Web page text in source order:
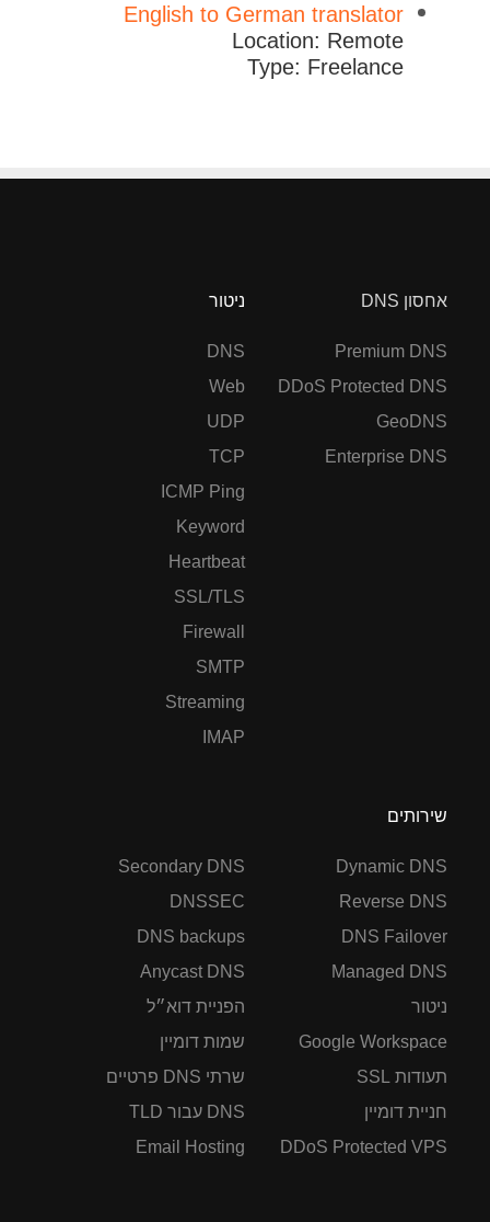
English to German translator
Location: Remote
Type: Freelance
אחסון DNS
Premium DNS
DDoS Protected DNS
GeoDNS
Enterprise DNS
ניטור
DNS
Web
UDP
TCP
ICMP Ping
Keyword
Heartbeat
SSL/TLS
Firewall
SMTP
Streaming
IMAP
שירותים
Dynamic DNS
Reverse DNS
DNS Failover
Managed DNS
ניטור
Google Workspace
תעודות SSL
חניית דומיין
DDoS Protected VPS
Secondary DNS
DNSSEC
DNS backups
Anycast DNS
הפניית דוא״ל
שמות דומיין
שרתי DNS פרטיים
DNS עבור TLD
Email Hosting